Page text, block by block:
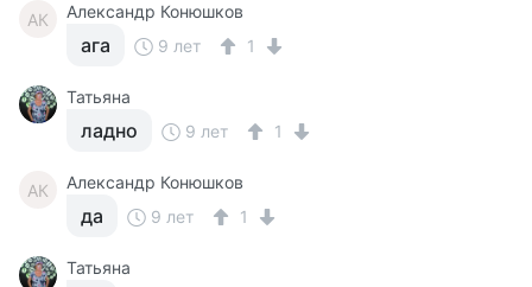
АК Александр Конюшков
ага 9 лет 1
Татьяна
ладно 9 лет 1
АК Александр Конюшков
да 9 лет 1
Татьяна